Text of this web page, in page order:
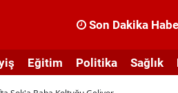
Son Dakika
Eğitim Politika Sağlık